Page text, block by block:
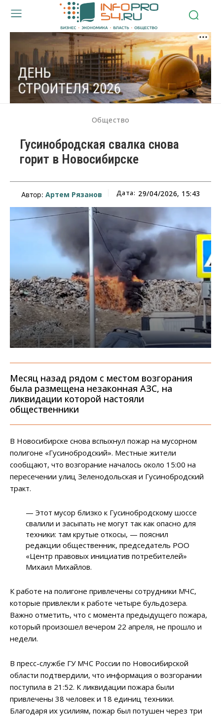
Общество
Гусинобродская свалка снова
горит в Новосибирске
Автор: Артем Рязанов Дата: 29/04/2026, 15:43
Месяц назад рядом с местом возгорания
была размещена незаконная АЗС, на
ликвидации которой настояли
общественники
В Новосибирске снова вспыхнул пожар на мусорном
полигоне «Гусинобродский». Местные жители
сообщают, что возгорание началось около 15:00 на
пересечении улиц Зеленодольская и Гусинобродский
тракт.
— Этот мусор близко к Гусинобродскому шоссе
свалили и засыпать не могут так как опасно для
техники: там крутые откосы, — пояснил
редакции общественник, председатель РОО
«Центр правовых инициатив потребителей»
Михаил Михайлов.
К работе на полигоне привлечены сотрудники МЧС,
которые привлекли к работе четыре бульдозера.
Важно отметить, что с момента предыдущего пожара,
который произошел вечером 22 апреля, не прошло и
недели.
В пресс-службе ГУ МЧС России по Новосибирской
области подтвердили, что информация о возгорании
поступила в 21:52. К ликвидации пожара были
привлечены 38 человек и 18 единиц техники.
Благодаря их усилиям, пожар был потушен через три